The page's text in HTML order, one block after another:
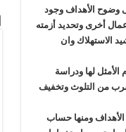
وضوح الأهداف وجود
أخرى وتحديد أزمته
الاستهلاك وان
لها ودراسة
من التلوث وتخفيف
على تحديد الأهداف ومنها حساب